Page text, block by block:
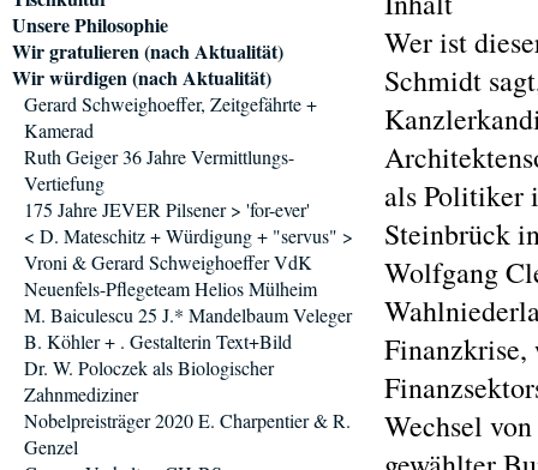
Wer ist
Schmidt
als Politiker
Steinbrück
Wolfgang
Finanzkrise,
Wechsel
Unsere Philosophie
Wir gratulieren (nach Aktualität)
Wir würdigen (nach Aktualität)
Gerard Schweighoeffer, Zeitgefährte +
Kamerad
Ruth Geiger 36 Jahre Vermittlungs-
Vertiefung
175 Jahre JEVER Pilsener > 'for-ever'
< D. Mateschitz + Würdigung + "servus" >
Vroni & Gerard Schweighoeffer VdK
Neuenfels-Pflegeteam Helios Mülheim
M. Baiculescu 25 J.* Mandelbaum Veleger
B. Köhler + . Gestalterin Text+Bild
Dr. W. Poloczek als Biologischer
Zahnmediziner
Nobelpreisträger 2020 E. Charpentier & R.
Genzel